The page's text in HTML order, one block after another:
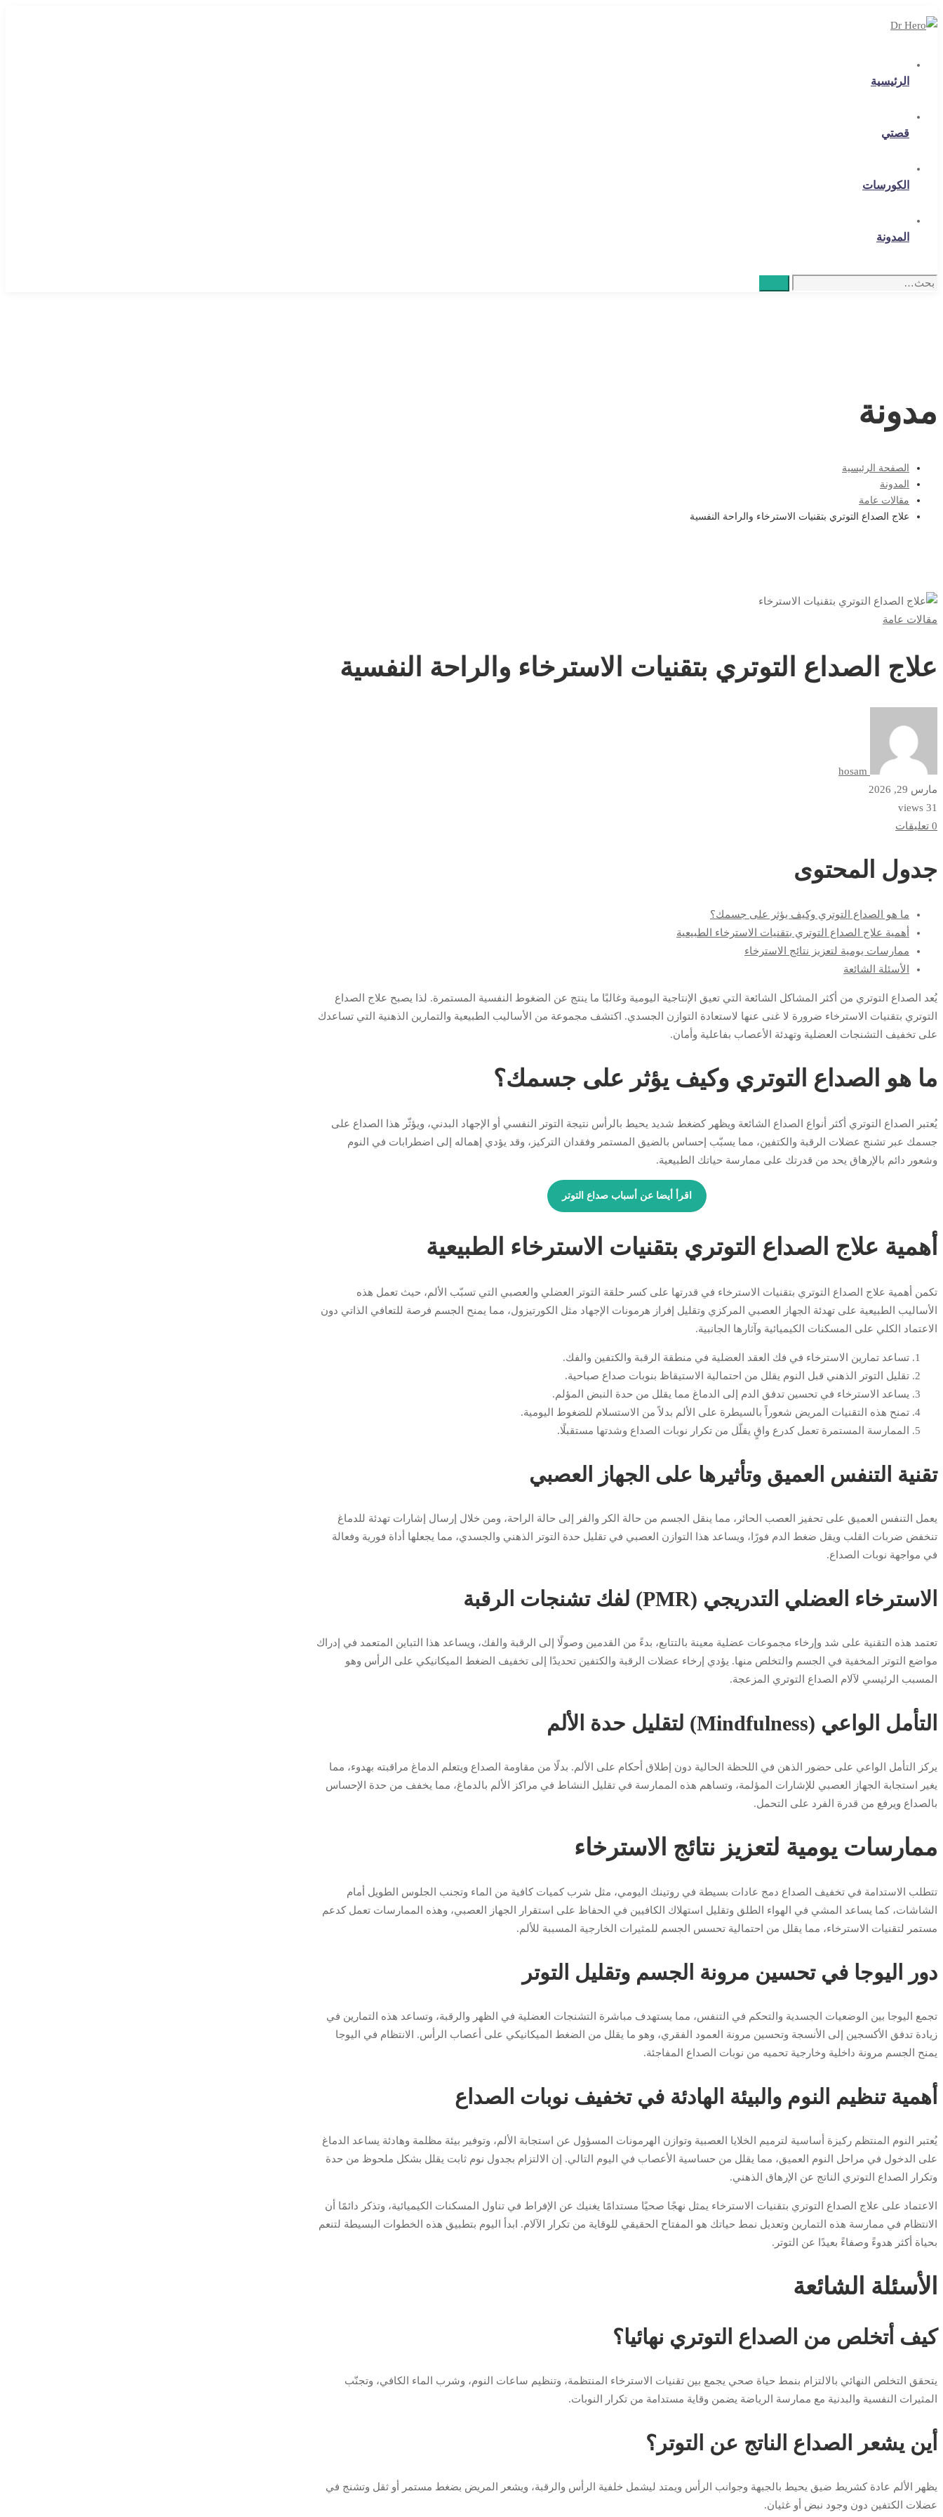
الرئيسية
قصتي
الكورسات
المدونة
Search
مدونة
الصفحة الرئيسية
المدونة
مقالات عامة
علاج الصداع التوتري بتقنيات الاسترخاء والراحة النفسية
علاج
التوتري
الاسترخاء
والراحة
النفسية
مقالات عامة
علاج الصداع التوتري بتقنيات الاسترخاء والراحة النفسية
مارس 29, 2026
31 views
0 تعليقات
جدول المحتوى
ما هو الصداع التوتري وكيف يؤثر على جسمك؟
أهمية علاج الصداع التوتري بتقنيات الاسترخاء الطبيعية
ممارسات يومية لتعزيز نتائج الاسترخاء
الأسئلة الشائعة
يُعد الصداع التوتري من أكثر المشاكل الشائعة التي تعيق الإنتاجية اليومية وغالبًا ما ينتج عن الضغوط النفسية المستمرة. لذا يصبح علاج الصداع
التوتري بتقنيات الاسترخاء ضرورة لا غنى عنها لاستعادة التوازن الجسدي. اكتشف مجموعة من الأساليب الطبيعية والتمارين الذهنية التي تساعدك
على تخفيف التشنجات العضلية وتهدئة الأعصاب بفاعلية وأمان.
ما هو الصداع التوتري وكيف يؤثر على جسمك؟
يُعتبر الصداع التوتري أكثر أنواع الصداع الشائعة ويظهر كضغط شديد يحيط بالرأس نتيجة التوتر النفسي أو الإجهاد البدني، ويؤثّر هذا الصداع على
جسمك عبر تشنج عضلات الرقبة والكتفين، مما يسبّب إحساس بالضيق المستمر وفقدان التركيز، وقد يؤدي إهماله إلى اضطرابات في النوم
وشعور دائم بالإرهاق يحد من قدرتك على ممارسة حياتك الطبيعية.
اقرأ أيضا عن أسباب صداع التوتر
أهمية علاج الصداع التوتري بتقنيات الاسترخاء الطبيعية
تكمن أهمية علاج الصداع التوتري بتقنيات الاسترخاء في قدرتها على كسر حلقة التوتر العضلي والعصبي التي تسبّب الألم، حيث تعمل هذه
الأساليب الطبيعية على تهدئة الجهاز العصبي المركزي وتقليل إفراز هرمونات الإجهاد مثل الكورتيزول، مما يمنح الجسم فرصة للتعافي الذاتي دون
الاعتماد الكلي على المسكنات الكيميائية وآثارها الجانبية.
تساعد تمارين الاسترخاء في فك العقد العضلية في منطقة الرقبة والكتفين والفك.
تقليل التوتر الذهني قبل النوم يقلل من احتمالية الاستيقاظ بنوبات صداع صباحية.
يساعد الاسترخاء في تحسين تدفق الدم إلى الدماغ مما يقلل من حدة النبض المؤلم.
تمنح هذه التقنيات المريض شعوراً بالسيطرة على الألم بدلاً من الاستسلام للضغوط اليومية.
الممارسة المستمرة تعمل كدرع واقٍ يقلّل من تكرار نوبات الصداع وشدتها مستقبلًا.
تقنية التنفس العميق وتأثيرها على الجهاز العصبي
يعمل التنفس العميق على تحفيز العصب الحائر، مما ينقل الجسم من حالة الكر والفر إلى حالة الراحة، ومن خلال إرسال إشارات تهدئة للدماغ
تنخفض ضربات القلب ويقل ضغط الدم فورًا، ويساعد هذا التوازن العصبي في تقليل حدة التوتر الذهني والجسدي، مما يجعلها أداة فورية وفعالة
في مواجهة نوبات الصداع.
الاسترخاء العضلي التدريجي (PMR) لفك تشنجات الرقبة
تعتمد هذه التقنية على شد وإرخاء مجموعات عضلية معينة بالتتابع، بدءً من القدمين وصولًا إلى الرقبة والفك، ويساعد هذا التباين المتعمد في إدراك
مواضع التوتر المخفية في الجسم والتخلص منها. يؤدي إرخاء عضلات الرقبة والكتفين تحديدًا إلى تخفيف الضغط الميكانيكي على الرأس وهو
المسبب الرئيسي لآلام الصداع التوتري المزعجة.
التأمل الواعي (Mindfulness) لتقليل حدة الألم
يركز التأمل الواعي على حضور الذهن في اللحظة الحالية دون إطلاق أحكام على الألم. بدلًا من مقاومة الصداع ويتعلم الدماغ مراقبته بهدوء، مما
يغير استجابة الجهاز العصبي للإشارات المؤلمة، وتساهم هذه الممارسة في تقليل النشاط في مراكز الألم بالدماغ، مما يخفف من حدة الإحساس
بالصداع ويرفع من قدرة الفرد على التحمل.
ممارسات يومية لتعزيز نتائج الاسترخاء
تتطلب الاستدامة في تخفيف الصداع دمج عادات بسيطة في روتينك اليومي، مثل شرب كميات كافية من الماء وتجنب الجلوس الطويل أمام
الشاشات، كما يساعد المشي في الهواء الطلق وتقليل استهلاك الكافيين في الحفاظ على استقرار الجهاز العصبي، وهذه الممارسات تعمل كدعم
مستمر لتقنيات الاسترخاء، مما يقلل من احتمالية تحسس الجسم للمثيرات الخارجية المسببة للألم.
دور اليوجا في تحسين مرونة الجسم وتقليل التوتر
تجمع اليوجا بين الوضعيات الجسدية والتحكم في التنفس، مما يستهدف مباشرة التشنجات العضلية في الظهر والرقبة، وتساعد هذه التمارين في
زيادة تدفق الأكسجين إلى الأنسجة وتحسين مرونة العمود الفقري، وهو ما يقلل من الضغط الميكانيكي على أعصاب الرأس. الانتظام في اليوجا
يمنح الجسم مرونة داخلية وخارجية تحميه من نوبات الصداع المفاجئة.
أهمية تنظيم النوم والبيئة الهادئة في تخفيف نوبات الصداع
يُعتبر النوم المنتظم ركيزة أساسية لترميم الخلايا العصبية وتوازن الهرمونات المسؤول عن استجابة الألم، وتوفير بيئة مظلمة وهادئة يساعد الدماغ
على الدخول في مراحل النوم العميق، مما يقلل من حساسية الأعصاب في اليوم التالي. إن الالتزام بجدول نوم ثابت يقلل بشكل ملحوظ من حدة
وتكرار الصداع التوتري الناتج عن الإرهاق الذهني.
الاعتماد على علاج الصداع التوتري بتقنيات الاسترخاء يمثل نهجًا صحيًا مستدامًا يغنيك عن الإفراط في تناول المسكنات الكيميائية، وتذكر دائمًا أن
الانتظام في ممارسة هذه التمارين وتعديل نمط حياتك هو المفتاح الحقيقي للوقاية من تكرار الآلام. ابدأ اليوم بتطبيق هذه الخطوات البسيطة لتنعم
بحياة أكثر هدوءً وصفاءً بعيدًا عن التوتر.
الأسئلة الشائعة
كيف أتخلص من الصداع التوتري نهائيا؟
يتحقق التخلص النهائي بالالتزام بنمط حياة صحي يجمع بين تقنيات الاسترخاء المنتظمة، وتنظيم ساعات النوم، وشرب الماء الكافي، وتجنّب
المثيرات النفسية والبدنية مع ممارسة الرياضة يضمن وقاية مستدامة من تكرار النوبات.
أين يشعر الصداع الناتج عن التوتر؟
يظهر الألم عادة كشريط ضيق يحيط بالجبهة وجوانب الرأس ويمتد ليشمل خلفية الرأس والرقبة، ويشعر المريض بضغط مستمر أو ثقل وتشنج في
عضلات الكتفين دون وجود نبض أو غثيان.